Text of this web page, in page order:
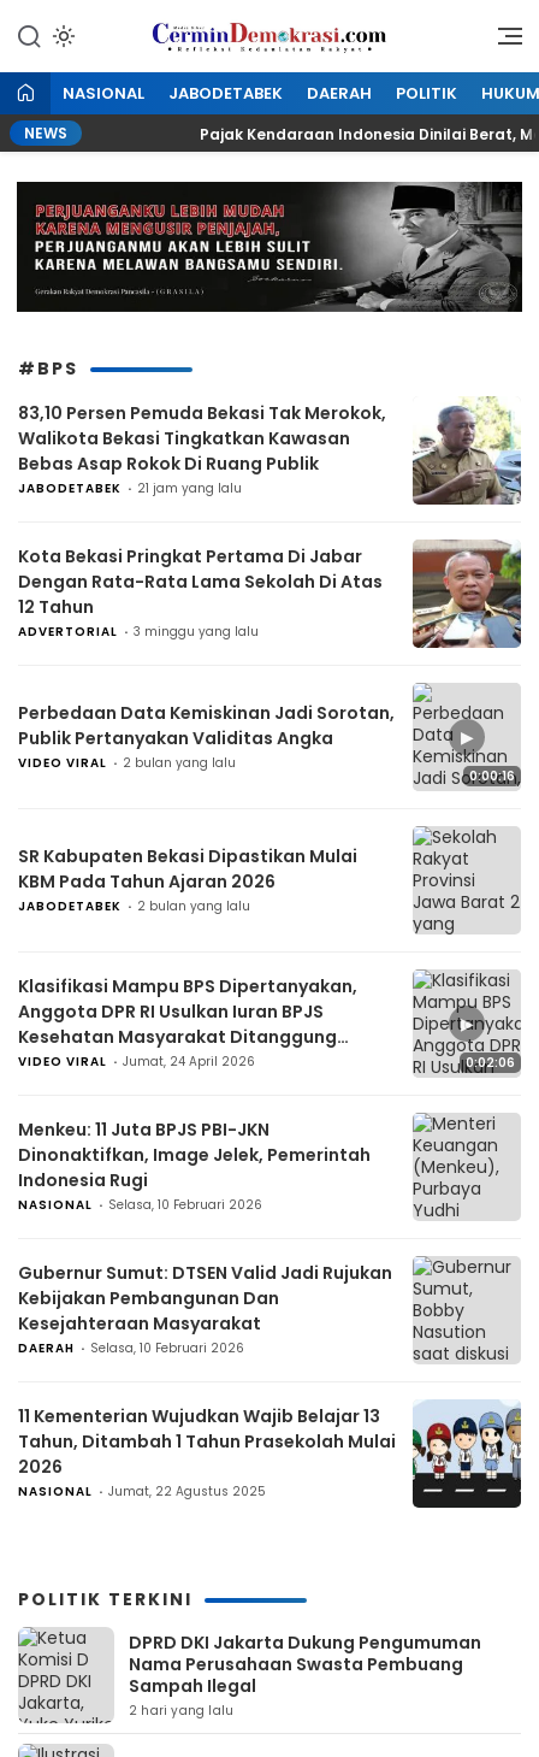
konten
CerminDemokrasi.com
Refleksi Kedaulatan Rakyat
NASIONAL JABODETABEK DAERAH POLITIK HUKUM
NEWS Pajak Kendaraan Indonesia Dinilai Berat,
#BPS
83,10 Persen Pemuda Bekasi Tak Merokok,
Walikota Bekasi Tingkatkan Kawasan
Bebas Asap Rokok Di Ruang Publik
JABODETABEK 21 jam yang lalu
Kota Bekasi Pringkat Pertama Di Jabar
Dengan Rata-Rata Lama Sekolah Di Atas
12 Tahun
ADVERTORIAL 3 minggu yang lalu
Perbedaan Data Kemiskinan Jadi Sorotan,
Publik Pertanyakan Validitas Angka
VIDEO VIRAL 2 bulan yang lalu
▶
0:00:16
SR Kabupaten Bekasi Dipastikan Mulai
KBM Pada Tahun Ajaran 2026
JABODETABEK 2 bulan yang lalu
Klasifikasi Mampu BPS Dipertanyakan,
Anggota DPR RI Usulkan Iuran BPJS
Kesehatan Masyarakat Ditanggung
Pemerintah
VIDEO VIRAL Jumat, 24 April 2026
▶
0:02:06
Menkeu: 11 Juta BPJS PBI-JKN
Dinonaktifkan, Image Jelek, Pemerintah
Indonesia Rugi
NASIONAL Selasa, 10 Februari 2026
Gubernur Sumut: DTSEN Valid Jadi Rujukan
Kebijakan Pembangunan Dan
Kesejahteraan Masyarakat
DAERAH Selasa, 10 Februari 2026
11 Kementerian Wujudkan Wajib Belajar 13
Tahun, Ditambah 1 Tahun Prasekolah Mulai
2026
NASIONAL Jumat, 22 Agustus 2025
POLITIK TERKINI
DPRD DKI Jakarta Dukung Pengumuman
Nama Perusahaan Swasta Pembuang
Sampah Ilegal
2 hari yang lalu